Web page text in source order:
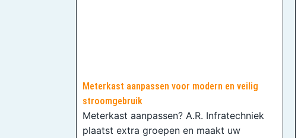
Meterkast aanpassen voor modern en veilig
stroomgebruik
Meterkast aanpassen? A.R. Infratechniek
plaatst extra groepen en maakt uw